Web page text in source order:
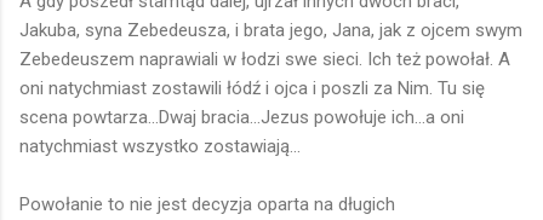
Jakuba, syna Zebedeusza, i brata jego, Jana, jak z ojcem swym
Zebedeuszem naprawiali w łodzi swe sieci. Ich też powołał. A
oni natychmiast zostawili łódź i ojca i poszli za Nim. Tu się
scena powtarza...Dwaj bracia...Jezus powołuje ich...a oni
natychmiast wszystko zostawiają...
Powołanie to nie jest decyzja oparta na długich